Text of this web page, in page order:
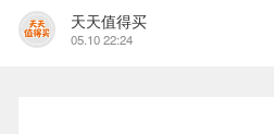
天天值得买
05.10 22:24